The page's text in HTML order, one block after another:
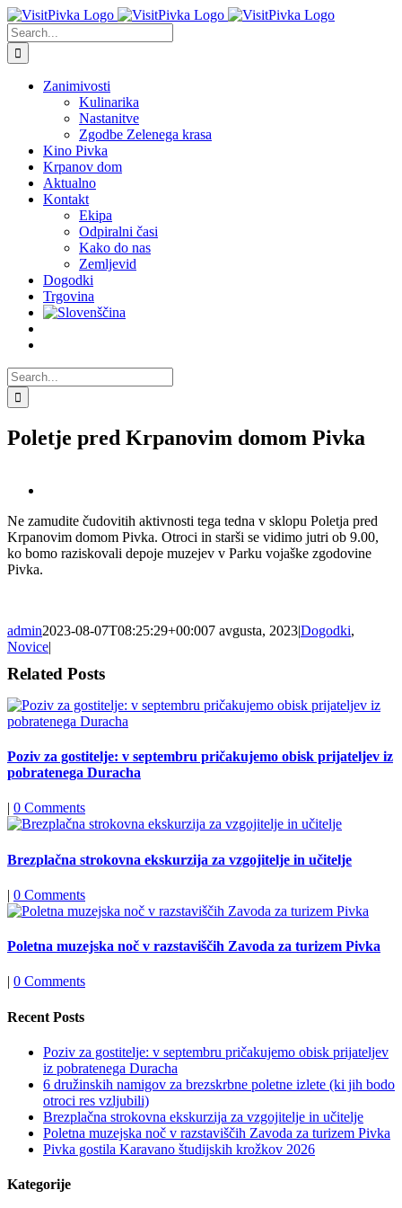
Skip
to
content
Search
for:
Zanimivosti
Kulinarika
Nastanitve
Zgodbe Zelenega krasa
Kino Pivka
Krpanov dom
Aktualno
Kontakt
Ekipa
Odpiralni časi
Kako do nas
Zemljevid
Dogodki
Trgovina
Search
for:
Poletje pred Krpanovim domom Pivka
Image
Ne zamudite čudovitih aktivnosti tega tedna v sklopu Poletja pred
Krpanovim domom Pivka. Otroci in starši se vidimo jutri ob 9.00,
ko bomo raziskovali depoje muzejev v Parku vojaške zgodovine
Pivka.
admin2023-08-07T08:25:29+00:007 avgusta, 2023|Dogodki,
Novice|
Related Posts
Poziv za gostitelje: v septembru pričakujemo obisk prijateljev iz
pobratenega Duracha
| 0 Comments
Brezplačna strokovna ekskurzija za vzgojitelje in učitelje
| 0 Comments
Poletna muzejska noč v razstaviščih Zavoda za turizem Pivka
| 0 Comments
Recent Posts
Poziv za gostitelje: v septembru pričakujemo obisk prijateljev
iz pobratenega Duracha
6 družinskih namigov za brezskrbne poletne izlete (ki jih bodo
otroci res vzljubili)
Brezplačna strokovna ekskurzija za vzgojitelje in učitelje
Poletna muzejska noč v razstaviščih Zavoda za turizem Pivka
Pivka gostila Karavano študijskih krožkov 2026
Kategorije